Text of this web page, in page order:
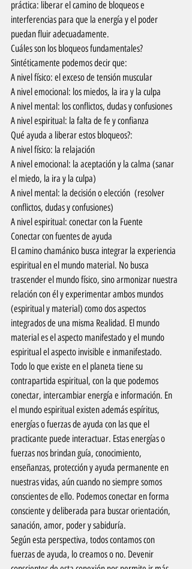
práctica: liberar el camino de bloqueos e
interferencias para que la energía y el poder
puedan fluir adecuadamente.
Cuáles son los bloqueos fundamentales?
Sintéticamente podemos decir que:
A nivel físico: el exceso de tensión muscular
A nivel emocional: los miedos, la ira y la culpa
A nivel mental: los conflictos, dudas y confusiones
A nivel espiritual: la falta de fe y confianza
Qué ayuda a liberar estos bloqueos?:
A nivel físico: la relajación
A nivel emocional: la aceptación y la calma (sanar
el miedo, la ira y la culpa)
A nivel mental: la decisión o elección  (resolver
conflictos, dudas y confusiones)
A nivel espiritual: conectar con la Fuente
Conectar con fuentes de ayuda
El camino chamánico busca integrar la experiencia
espiritual en el mundo material. No busca
trascender el mundo físico, sino armonizar nuestra
relación con él y experimentar ambos mundos
(espiritual y material) como dos aspectos
integrados de una misma Realidad. El mundo
material es el aspecto manifestado y el mundo
espiritual el aspecto invisible e inmanifestado.
Todo lo que existe en el planeta tiene su
contrapartida espiritual, con la que podemos
conectar, intercambiar energía e información. En
el mundo espiritual existen además espíritus,
energías o fuerzas de ayuda con las que el
practicante puede interactuar. Estas energías o
fuerzas nos brindan guía, conocimiento,
enseñanzas, protección y ayuda permanente en
nuestras vidas, aún cuando no siempre somos
conscientes de ello. Podemos conectar en forma
consciente y deliberada para buscar orientación,
sanación, amor, poder y sabiduría.
Según esta perspectiva, todos contamos con
fuerzas de ayuda, lo creamos o no. Devenir